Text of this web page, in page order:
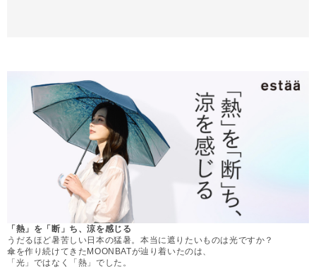
「熱」を「断」ち、涼を感じる
うだるほど暑苦しい日本の猛暑。本当に遮りたいものは光ですか？
傘を作り続けてきたMOONBATが辿り着いたのは、
「光」ではなく「熱」でした。